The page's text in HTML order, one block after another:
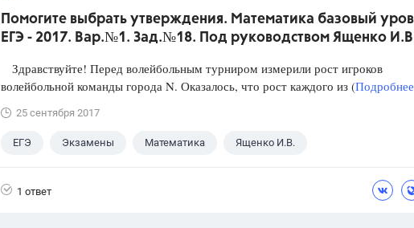
Помогите выбрать утверждения. Математика базовый
ЕГЭ - 2017. Вар.№1. Зад.№18. Под руководством Ященко
Здравствуйте! Перед волейбольным турниром измерили рост игроков
волейбольной команды города N. Оказалось, что рост каждого из (
25 сентября 2017
ЕГЭ Экзамены Математика Ященко И.В.
1 ответ